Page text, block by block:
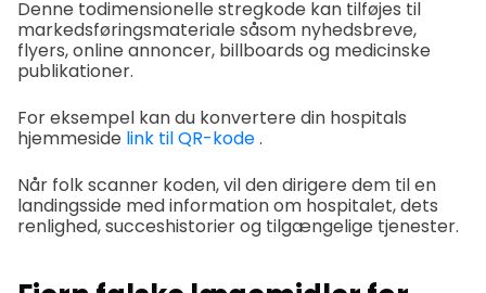
Denne todimensionelle stregkode kan tilføjes til
markedsføringsmateriale såsom nyhedsbreve,
flyers, online annoncer, billboards og medicinske
publikationer.
For eksempel kan du konvertere din hospitals
hjemmeside link til QR-kode.
Når folk scanner koden, vil den dirigere dem til en
landingsside med information om hospitalet, dets
renlighed, succeshistorier og tilgængelige tjenester.